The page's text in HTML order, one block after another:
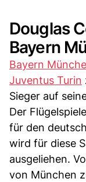
Douglas
Bayern
Bayern
Juventus Turin
Sieger auf
Der
für den
wird für diese
ausgeliehen.
von München